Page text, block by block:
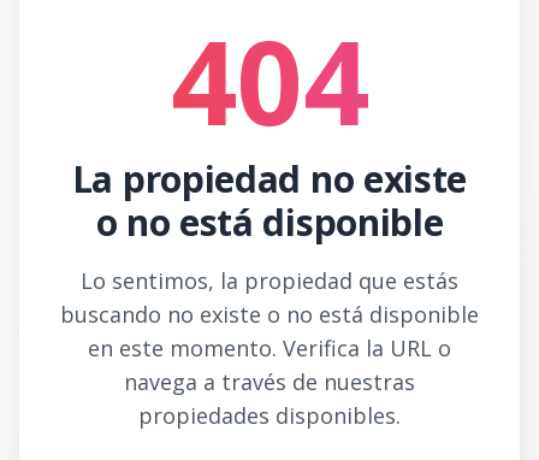
404
La propiedad no existe
o no está disponible
Lo sentimos, la propiedad que estás
buscando no existe o no está disponible
en este momento. Verifica la URL o
navega a través de nuestras
propiedades disponibles.